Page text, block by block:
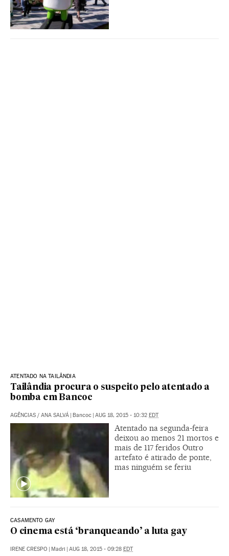
ATENTADO NA TAILÂNDIA
Tailândia procura o suspeito pelo atentado a
bomba em Bancoc
AGÊNCIAS / ANA SALVÁ | Bancoc | AUG 18, 2015 - 10:32 EDT
Atentado na segunda-feira
deixou ao menos 21 mortos e
mais de 117 feridos Outro
artefato é atirado de ponte,
mas ninguém se feriu
CASAMENTO GAY
O cinema está ‘branqueando’ a luta gay
IRENE CRESPO | Madri | AUG 18, 2015 - 09:28 EDT